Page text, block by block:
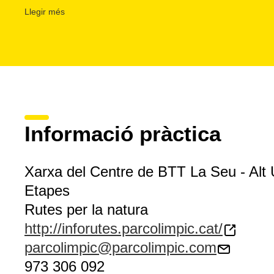
coll de Jou i el roc del Forat del Gat abans d'escometre el
Llegir més
Informació pràctica
Xarxa del Centre de BTT La Seu - Alt
Etapes
Rutes per la natura
http://inforutes.parcolimpic.cat/
parcolimpic@parcolimpic.com
973 306 092